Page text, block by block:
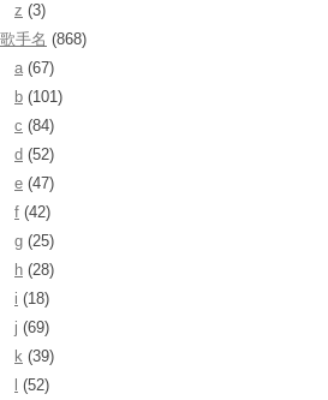
z (3)
歌手名 (868)
a (67)
b (101)
c (84)
d (52)
e (47)
f (42)
g (25)
h (28)
i (18)
j (69)
k (39)
(52)